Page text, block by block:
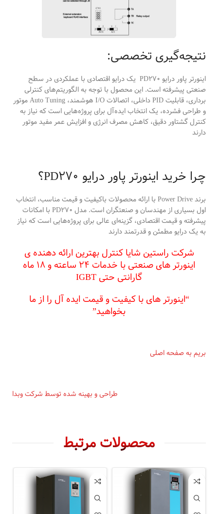
نتیجه‌گیری تخصصی:
اینورتر پاور درایو PD270 یک درایو اقتصادی با عملکردی در سطح
صنعتی پیشرفته است. این محصول با توجه به الگوریتم‌های کنترلی
برداری، قابلیت PID داخلی، اتصالات I/O هوشمند، Auto Tuning موتور
و طراحی فشرده، یک انتخاب ایده‌آل برای پروژه‌هایی است که نیاز به
کنترل گشتاور دقیق، کاهش مصرف انرژی و افزایش عمر مفید موتور
دارند
چرا خرید اینورتر پاور درایو PD270؟
برند Power Drive با ارائه محصولات باکیفیت و قیمت مناسب، انتخاب
اول بسیاری از مهندسان و صنعتگران است. مدل PD270 با امکانات
پیشرفته و قیمت اقتصادی، گزینه‌ای عالی برای پروژه‌هایی است که نیاز
به یک درایو مطمئن و قدرتمند دارند
شرکت راستین شایا کنترل بهترین ارائه دهنده ی
اینورتر های صنعتی با خدمات ۲۴ ساعته و ۱۸ ماه
گارانتی حتی IGBT
“اینورتر های با کیفیت و قیمت ایده آل را از ما
بخواهید”
بریم به صفحه اصلی
طراحی و بهینه شده توسط شرکت وبدا
محصولات مرتبط